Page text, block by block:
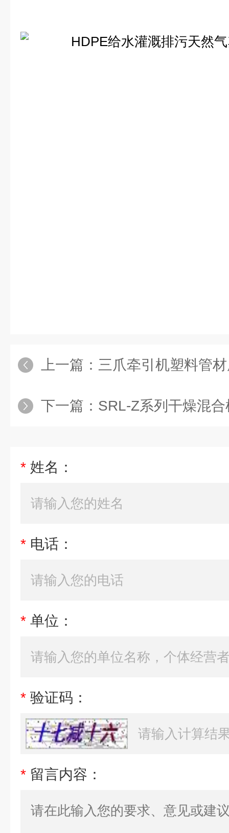
上一篇： 三爪牵引机塑料管
下一篇： SRL-Z系列干燥混合
* 姓名：
* 电话：
* 单位：
* 验证码：
* 留言内容：